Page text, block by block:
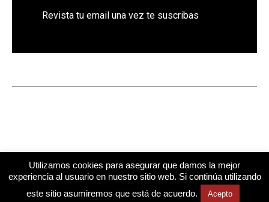
Revista tu email una vez te suscribas
Cuestiona Todo Diseño web
Utilizamos cookies para asegurar que damos la mejor
experiencia al usuario en nuestro sitio web. Si continúa utilizando
este sitio asumiremos que está de acuerdo.
Acepto